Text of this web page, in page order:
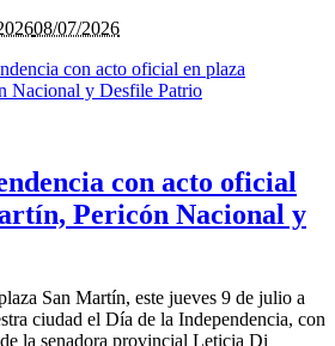
08/07/2026
con acto oficial
Pericón Nacional y
San Martín, este jueves 9 de julio a
ciudad el Día de la Independencia, con
la senadora provincial Leticia Di